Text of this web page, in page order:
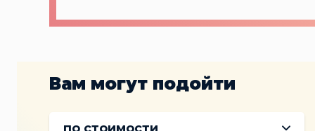
Вам могут подойти